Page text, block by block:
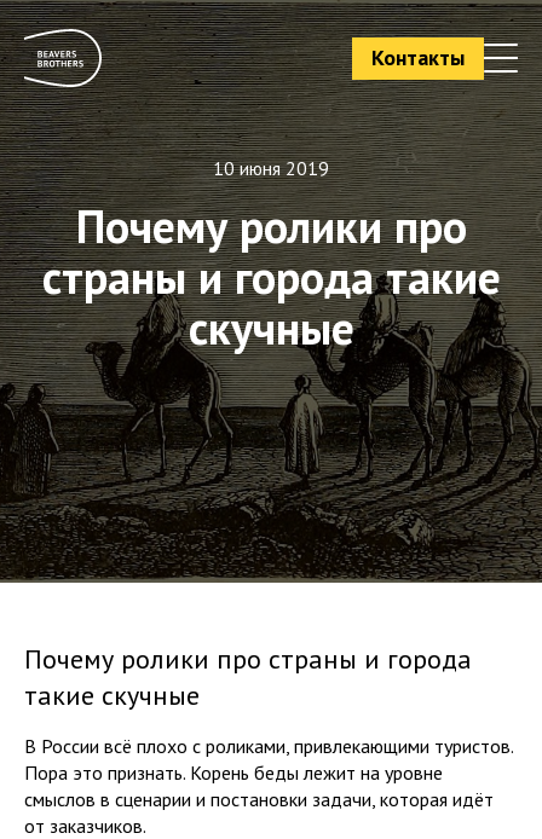
Контакты
10 июня 2019
Почему ролики про
страны и города такие
скучные
Почему ролики про страны и города
такие скучные
В России всё плохо с роликами, привлекающими туристов.
Пора это признать. Корень беды лежит на уровне
смыслов в сценарии и постановки задачи, которая идёт
от заказчиков.